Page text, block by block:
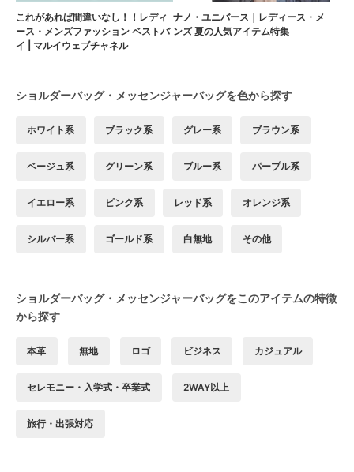
これがあれば間違いなし！！レディ
ース・メンズファッション ベストバ
イ | マルイウェブチャネル
ナノ・ユニバース｜レディース・メ
ンズ 夏の人気アイテム特集
ショルダーバッグ・メッセンジャーバッグを色から探す
ホワイト系 ブラック系 グレー系 ブラウン系
ベージュ系 グリーン系 ブルー系 パープル系
イエロー系 ピンク系 レッド系 オレンジ系
シルバー系 ゴールド系 白無地 その他
ショルダーバッグ・メッセンジャーバッグをこのアイテムの特徴
から探す
本革 無地 ロゴ ビジネス カジュアル
セレモニー・入学式・卒業式 2WAY以上
旅行・出張対応